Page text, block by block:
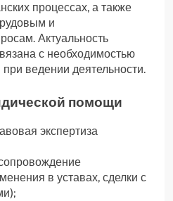
процессах, а также
и
Актуальность
с необходимостью
ведении деятельности.
помощи
экспертиза
в уставах, сделки с